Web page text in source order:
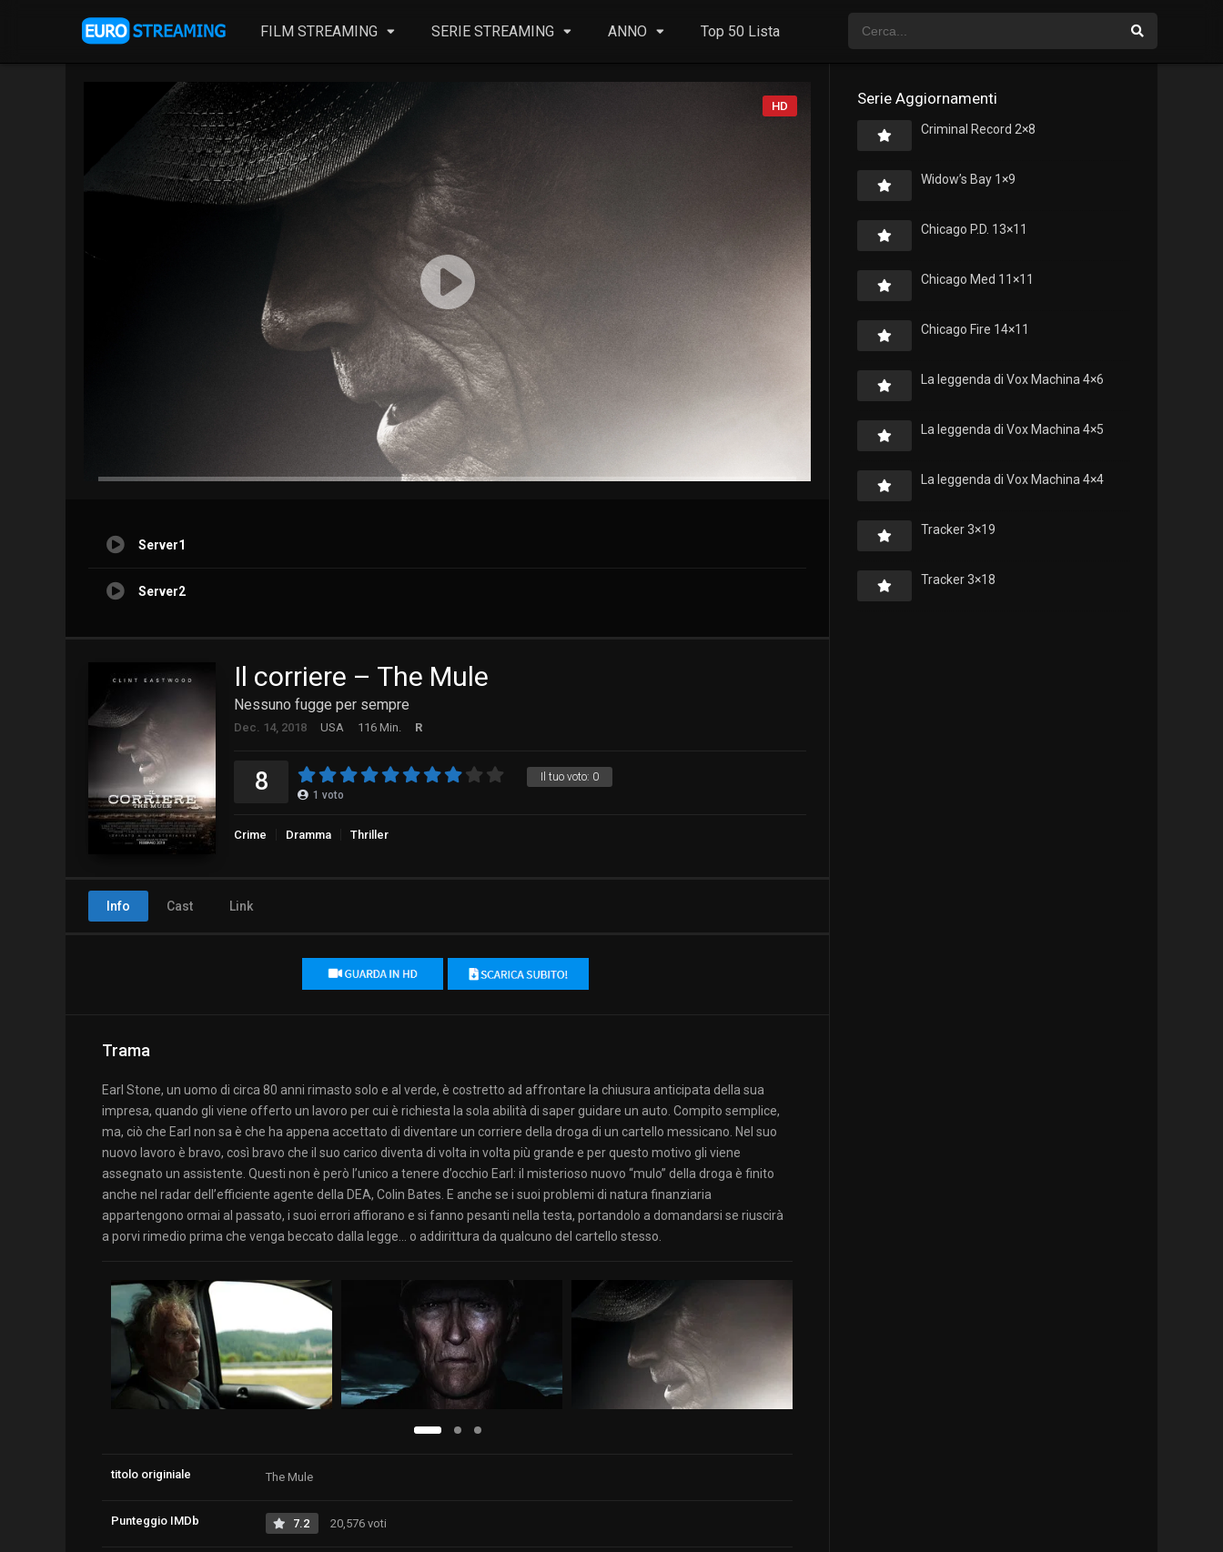
FILM STREAMING SERIE STREAMING ANNO Top 50 Lista
HD
Server1
Server2
Il corriere – The Mule
Nessuno fugge per sempre
Dec. 14, 2018 USA 116 Min. R
Il tuo voto: 0
8 1 voto
Crime Dramma Thriller
Info Cast Link
Trama
Earl Stone, un uomo di circa 80 anni rimasto solo e al verde, è costretto ad affrontare la chiusura anticipata della sua
impresa, quando gli viene offerto un lavoro per cui è richiesta la sola abilità di saper guidare un auto. Compito semplice,
ma, ciò che Earl non sa è che ha appena accettato di diventare un corriere della droga di un cartello messicano. Nel suo
nuovo lavoro è bravo, così bravo che il suo carico diventa di volta in volta più grande e per questo motivo gli viene
assegnato un assistente. Questi non è però l’unico a tenere d’occhio Earl: il misterioso nuovo “mulo” della droga è finito
anche nel radar dell’efficiente agente della DEA, Colin Bates. E anche se i suoi problemi di natura finanziaria
appartengono ormai al passato, i suoi errori affiorano e si fanno pesanti nella testa, portandolo a domandarsi se riuscirà
a porvi rimedio prima che venga beccato dalla legge… o addirittura da qualcuno del cartello stesso.
titolo originiale The Mule
Punteggio IMDb 7.2 20,576 voti
Serie Aggiornamenti
Criminal Record 2×8
Widow’s Bay 1×9
Chicago P.D. 13×11
Chicago Med 11×11
Chicago Fire 14×11
La leggenda di Vox Machina 4×6
La leggenda di Vox Machina 4×5
La leggenda di Vox Machina 4×4
Tracker 3×19
Tracker 3×18